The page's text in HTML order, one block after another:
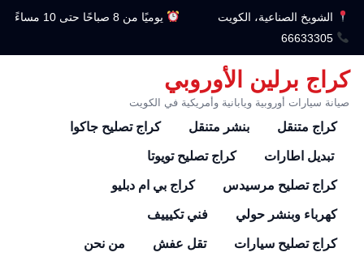
الشويخ الصناعية، الكويت
يوميًا من 8 صباحًا حتى 10 مساءً
66633305
كراج برلين الأوروبي
صيانة سيارات أوروبية ويابانية وأمريكية في الكويت
كراج متنقل بنشر متنقل كراج تصليح جاكوا
تبديل اطارات كراج تصليح تويوتا
كراج تصليح مرسيدس كراج بي ام دبليو
كهرباء وبنشر حولي فني تكيييف
كراج تصليح سيارات تقل عفش من نحن